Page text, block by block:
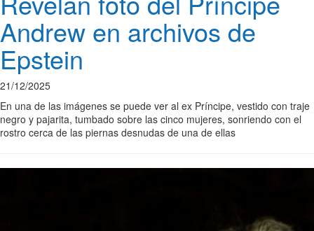
Andrew en archivos de
Epstein
21/12/2025
En una de las imágenes se puede ver al ex Príncipe, vestido con traje
negro y pajarita, tumbado sobre las cinco mujeres, sonriendo con el
rostro cerca de las piernas desnudas de una de ellas